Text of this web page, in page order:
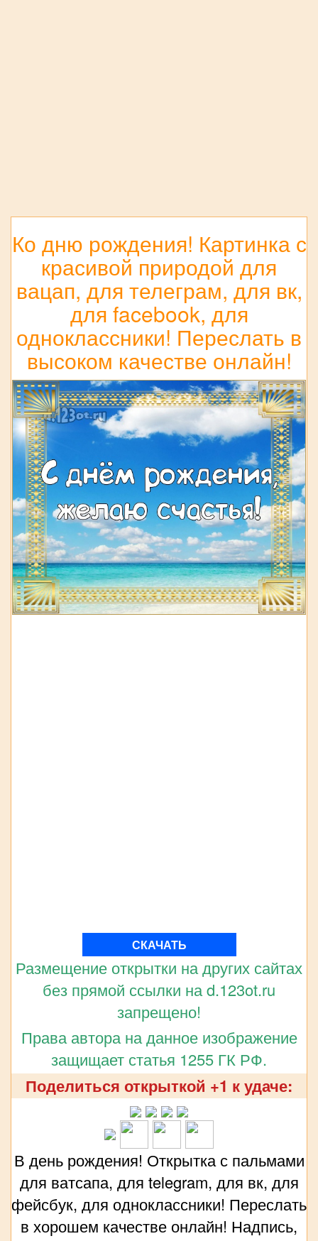
Ко дню рождения! Картинка с
красивой природой для
вацап, для телеграм, для вк,
для facebook, для
одноклассники! Переслать в
высоком качестве онлайн!
СКАЧАТЬ
Размещение открытки на других сайтах
без прямой ссылки на d.123ot.ru
запрещено!
Права автора на данное изображение
защищает статья 1255 ГК РФ.
Поделиться открыткой +1 к удаче:
В день рождения! Открытка с пальмами
для ватсапа, для telegram, для вк, для
фейсбук, для одноклассники! Переслать
в хорошем качестве онлайн! Надпись,